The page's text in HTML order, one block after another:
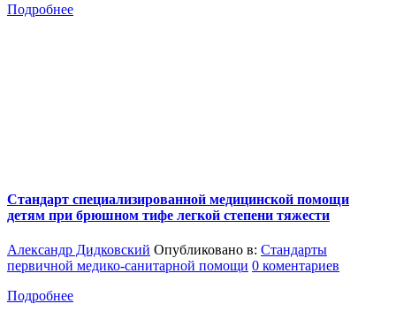
Подробнее
Стандарт специализированной медицинской помощи
детям при брюшном тифе легкой степени тяжести
Александр Дидковский Опубликовано в: Стандарты
первичной медико-санитарной помощи 0 коментариев
Подробнее